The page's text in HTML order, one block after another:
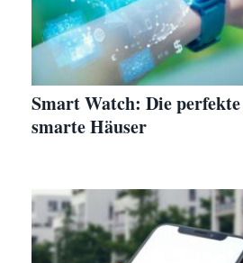
Smart Watch: Die
smarte Häuser